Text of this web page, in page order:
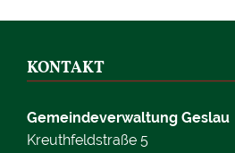
KONTAKT
Gemeindeverwaltung Geslau
Kreuthfeldstraße 5